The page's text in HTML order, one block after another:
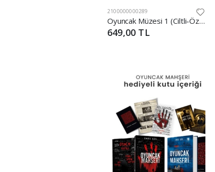
2100000000289
Oyuncak Müzesi 1 (Ciltli-Özel Kutulu Set)
649,00 TL